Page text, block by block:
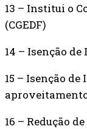
13 – Institui o
(CGEDF)
14 – Isenção
15 – Isenção
16 – Redução